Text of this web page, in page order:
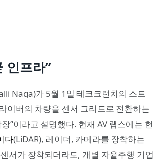
인프라”
Naga)가 5월 1일 테크크런치의 스트
이버의 차량을 센서 그리드로 전환하는
”이라고 설명했다. 현재 AV 랩스에는 현
다(LiDAR), 레이더, 카메라를 장착하는
서가 장착되더라도, 개별 자율주행 기업